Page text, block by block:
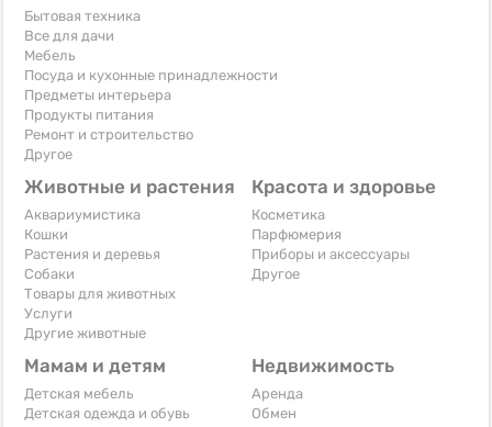
Бытовая техника
Все для дачи
Мебель
Посуда и кухонные принадлежности
Предметы интерьера
Продукты питания
Ремонт и строительство
Другое
Животные и растения
Аквариумистика
Кошки
Растения и деревья
Собаки
Товары для животных
Услуги
Другие животные
Красота и здоровье
Косметика
Парфюмерия
Приборы и аксессуары
Другое
Мамам и детям
Детская мебель
Детская одежда и обувь
Недвижимость
Аренда
Обмен